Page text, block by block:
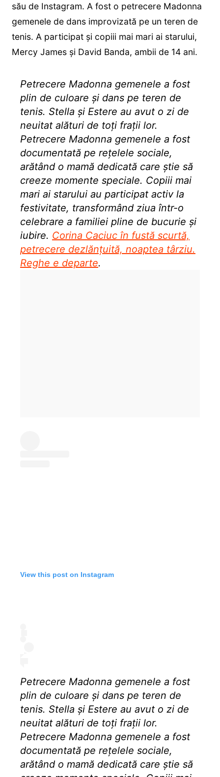
său de Instagram. A fost o petrecere Madonna
gemenele de dans improvizată pe un teren de
tenis. A participat și copiii mai mari ai starului,
Mercy James și David Banda, ambii de 14 ani.
Petrecere Madonna gemenele a fost
plin de culoare și dans pe teren de
tenis. Stella și Estere au avut o zi de
neuitat alături de toți frații lor.
Petrecere Madonna gemenele a fost
documentată pe rețelele sociale,
arătând o mamă dedicată care știe să
creeze momente speciale. Copiii mai
mari ai starului au participat activ la
festivitate, transformând ziua într-o
celebrare a familiei pline de bucurie și
iubire. Corina Caciuc în fustă scurtă,
petrecere dezlănțuită, noaptea târziu.
Reghe e departe.
View this post on Instagram
Petrecere Madonna gemenele a fost
plin de culoare și dans pe teren de
tenis. Stella și Estere au avut o zi de
neuitat alături de toți frații lor.
Petrecere Madonna gemenele a fost
documentată pe rețelele sociale,
arătând o mamă dedicată care știe să